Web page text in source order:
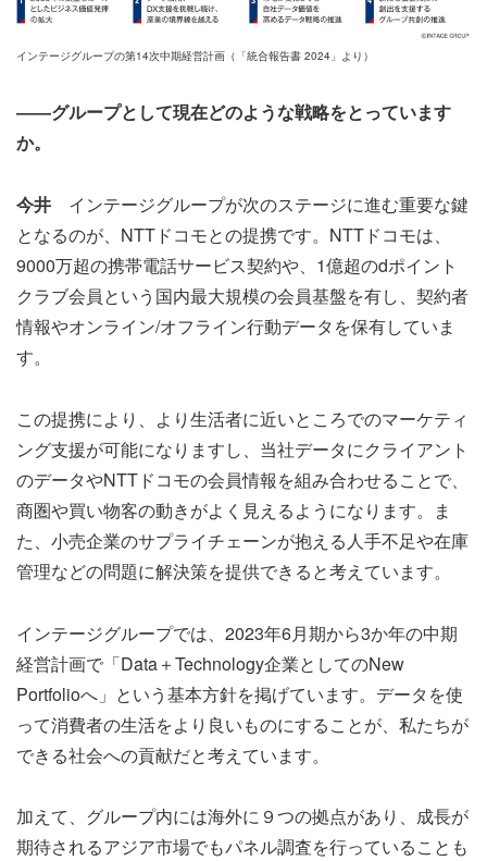
インテージグループの第14次中期経営計画（「統合報告書 2024」より）
――グループとして現在どのような戦略をとっています
か。
今井 インテージグループが次のステージに進む重要な鍵
となるのが、NTTドコモとの提携です。NTTドコモは、
9000万超の携帯電話サービス契約や、1億超のdポイント
クラブ会員という国内最大規模の会員基盤を有し、契約者
情報やオンライン/オフライン行動データを保有していま
す。
この提携により、より生活者に近いところでのマーケティ
ング支援が可能になりますし、当社データにクライアント
のデータやNTTドコモの会員情報を組み合わせることで、
商圏や買い物客の動きがよく見えるようになります。ま
た、小売企業のサプライチェーンが抱える人手不足や在庫
管理などの問題に解決策を提供できると考えています。
インテージグループでは、2023年6月期から3か年の中期
経営計画で「Data＋Technology企業としてのNew
Portfolioへ」という基本方針を掲げています。データを使
って消費者の生活をより良いものにすることが、私たちが
できる社会への貢献だと考えています。
加えて、グループ内には海外に９つの拠点があり、成長が
期待されるアジア市場でもパネル調査を行っていることも